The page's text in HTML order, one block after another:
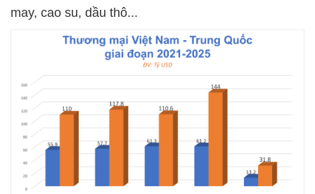
may, cao su, dầu thô...